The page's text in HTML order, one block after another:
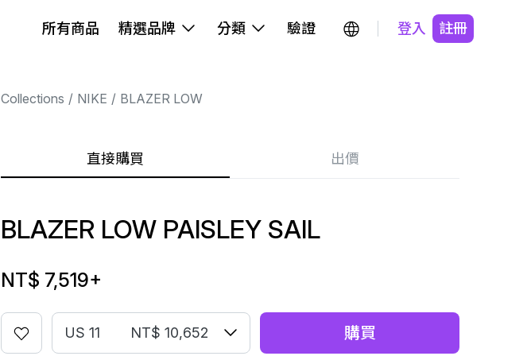
所有商品 精選品牌 分類 驗證 登入 註冊
Collections NIKE BLAZER LOW
直接購買 出價
BLAZER LOW PAISLEY SAIL
NT$ 7,519+
US 11 NT$ 10,652 購買